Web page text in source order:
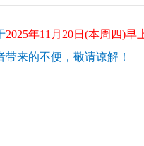
2025年11月20日(本周四)早
来的不便，敬请谅解！